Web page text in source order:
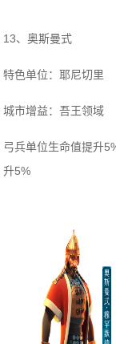
13、奥斯曼式
特色单位：耶尼切里
城市增益：吾王领域
弓兵单位生命值提升
升5%